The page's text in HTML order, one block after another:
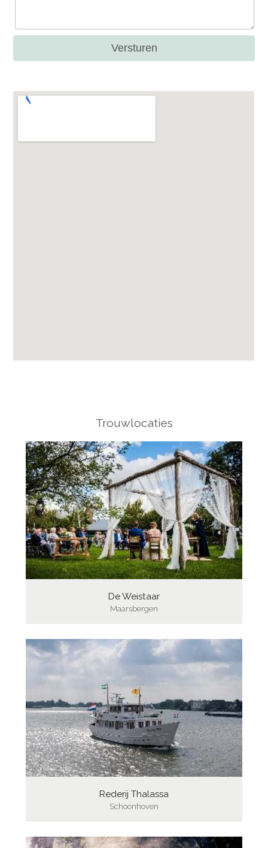
Trouwlocaties
De Weistaar
Maarsbergen
Rederij Thalassa
Schoonhoven